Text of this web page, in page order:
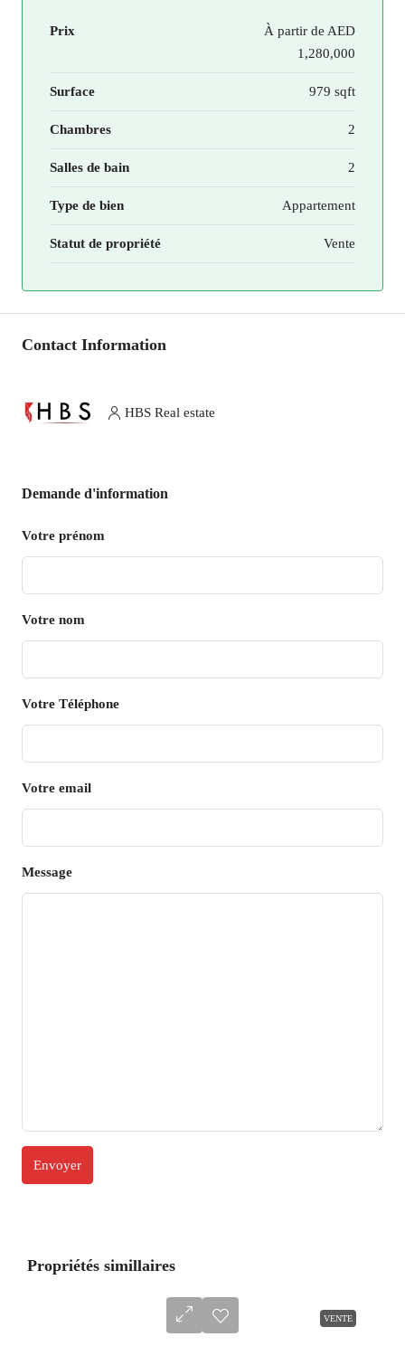
Prix À partir de AED
1,280,000
Surface 979 sqft
Chambres 2
Salles de bain 2
Type de bien Appartement
Statut de propriété Vente
Contact Information
HBS Real estate
Demande d'information
Votre prénom
Votre nom
Votre Téléphone
Votre email
Message
Propriétés simillaires
VENTE